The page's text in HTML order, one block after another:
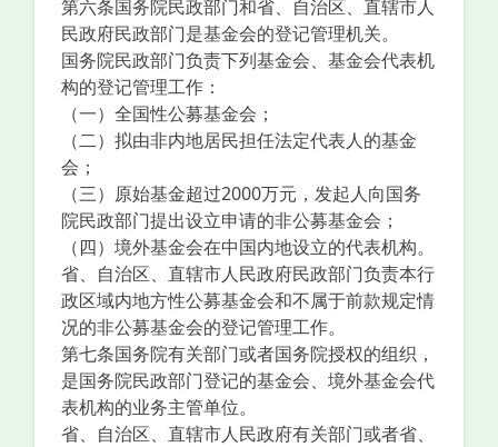
第六条国务院民政部门和省、自治区、直辖市人
民政府民政部门是基金会的登记管理机关。
国务院民政部门负责下列基金会、基金会代表机
构的登记管理工作：
（一）全国性公募基金会；
（二）拟由非内地居民担任法定代表人的基金
会；
（三）原始基金超过2000万元，发起人向国务
院民政部门提出设立申请的非公募基金会；
（四）境外基金会在中国内地设立的代表机构。
省、自治区、直辖市人民政府民政部门负责本行
政区域内地方性公募基金会和不属于前款规定情
况的非公募基金会的登记管理工作。
第七条国务院有关部门或者国务院授权的组织，
是国务院民政部门登记的基金会、境外基金会代
表机构的业务主管单位。
省、自治区、直辖市人民政府有关部门或者省、